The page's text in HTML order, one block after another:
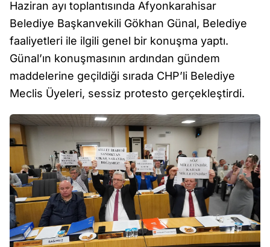
Haziran ayı toplantısında Afyonkarahisar
Belediye Başkanvekili Gökhan Günal, Belediye
faaliyetleri ile ilgili genel bir konuşma yaptı.
Günal’ın konuşmasının ardından gündem
maddelerine geçildiği sırada CHP’li Belediye
Meclis Üyeleri, sessiz protesto gerçekleştirdi.